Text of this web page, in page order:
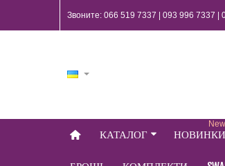
Звоните: 066 519 7337 | 093 996 7337 |
КАТАЛОГ НОВИНКИ
New